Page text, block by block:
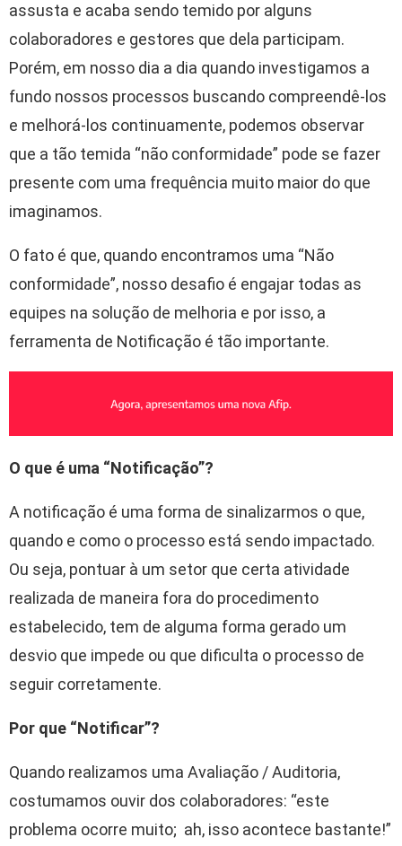
assusta e acaba sendo temido por alguns
colaboradores e gestores que dela participam.
Porém, em nosso dia a dia quando investigamos a
fundo nossos processos buscando compreendê-los
e melhorá-los continuamente, podemos observar
que a tão temida “não conformidade” pode se fazer
presente com uma frequência muito maior do que
imaginamos.
O fato é que, quando encontramos uma “Não
conformidade”, nosso desafio é engajar todas as
equipes na solução de melhoria e por isso, a
ferramenta de Notificação é tão importante.
O que é uma “Notificação”?
A notificação é uma forma de sinalizarmos o que,
quando e como o processo está sendo impactado.
Ou seja, pontuar à um setor que certa atividade
realizada de maneira fora do procedimento
estabelecido, tem de alguma forma gerado um
desvio que impede ou que dificulta o processo de
seguir corretamente.
Por que “Notificar”?
Quando realizamos uma Avaliação / Auditoria,
costumamos ouvir dos colaboradores: “este
problema ocorre muito; ah, isso acontece bastante!”